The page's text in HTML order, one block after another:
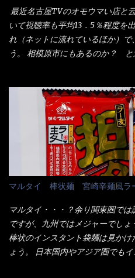
しました。 腹イッパイだけど、
たし満足達成度100％ 苦しいと
は入りそうだね。 と云う事で、
試したら、確...
讃岐饂飩チェーン店と関係があ
ケージからすれば、間違いなく
用箱詰め饂飩・・・またもやメ
この様な状態です。 乾麺の束が6
1280円と云った感じです。 で私
たかって？ それは非常に言いづ
て、激安だったとだけ申し上げ
ハイ、約15分ほど茹で上げた状
ので少し柔らかく・・・ 茹で上
＜細い＞です。 どちらかと云え
てこれを、どの様に食べるか？
八王子ラーメン風月見つけうどん
汁つゆと長葱に山葵です。 これ
じゃないか～...
最近名古屋TVのオモウマい店と
いて視聴率も平均13．5％程度を
れ（ネットに流れているほか）
う。 相模原市にもあるのか？
当している。 まずはこれを見て
お皿＞である。 直ぐに気づいた
ゃないか！？ ハイ、山です。 こ
かつ屋のキャベツと比べたら、
メイン（主流は1,000超）＋定食
れ程では安い訳でも無いが、客
なメニューのなかで、リーズナ
が＜カツカレー＞だ！ これです
が・・・今も変わらないと思うけ
ウンター中からOH～と声が飛ぶ
いしています。 皿のサイズは、
ドカ盛のキャベツと御飯にカレ
マルタイ 棒状麺 宮崎辛麺風ラ
マルタイ・・・？余り関東圏で
ですが、九州ではメジャーでし
棒状のインスタント袋麺は見かけ
ょう。 日本国内やアジア圏でも